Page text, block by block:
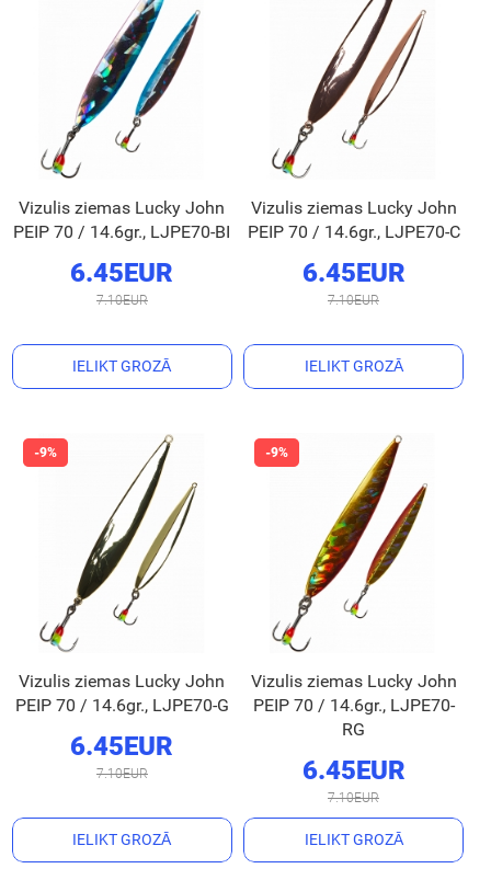
Vizulis ziemas Lucky John
PEIP 70 / 14.6gr., LJPE70-BI
6.45EUR
7.10EUR
IELIKT GROZĀ
Vizulis ziemas Lucky John
PEIP 70 / 14.6gr., LJPE70-C
6.45EUR
7.10EUR
IELIKT GROZĀ
Vizulis ziemas Lucky John
PEIP 70 / 14.6gr., LJPE70-G
6.45EUR
7.10EUR
IELIKT GROZĀ
Vizulis ziemas Lucky John
PEIP 70 / 14.6gr., LJPE70-
RG
6.45EUR
7.10EUR
IELIKT GROZĀ